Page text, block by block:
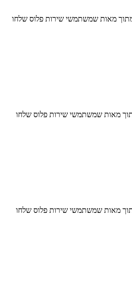
מתוך מאות שמשתמשי שירות פלוס שלחו
מאות שמשתמשי שירות פלוס שלחו
מאות שמשתמשי שירות פלוס שלחו